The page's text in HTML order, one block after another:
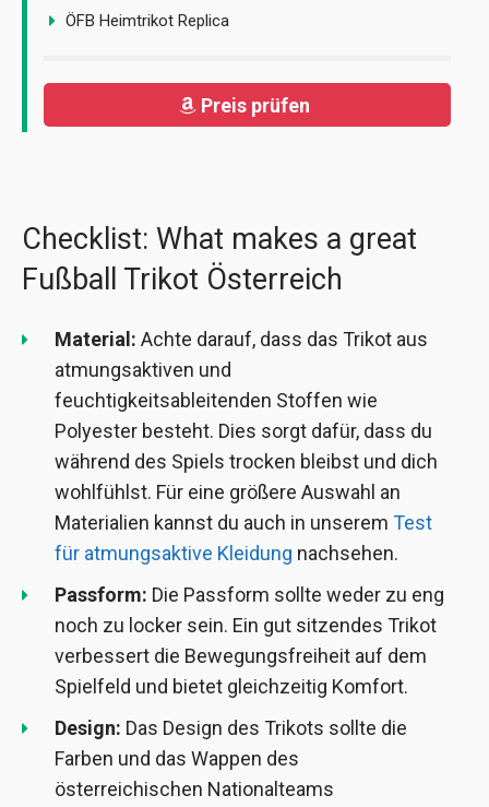
ÖFB Heimtrikot Replica
Preis prüfen
Checklist: What makes a great
Fußball Trikot Österreich
Material: Achte darauf, dass das Trikot aus
atmungsaktiven und
feuchtigkeitsableitenden Stoffen wie
Polyester besteht. Dies sorgt dafür, dass du
während des Spiels trocken bleibst und dich
wohlfühlst. Für eine größere Auswahl an
Materialien kannst du auch in unserem Test
für atmungsaktive Kleidung nachsehen.
Passform: Die Passform sollte weder zu eng
noch zu locker sein. Ein gut sitzendes Trikot
verbessert die Bewegungsfreiheit auf dem
Spielfeld und bietet gleichzeitig Komfort.
Design: Das Design des Trikots sollte die
Farben und das Wappen des
österreichischen Nationalteams